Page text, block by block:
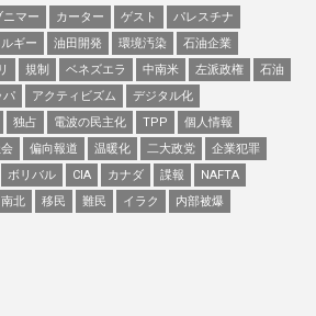
ニマー カーター ゲスト
パレスチナ
ギー 油田開発 環境汚染
石油企業
規制 ベネズエラ 中南米 左派政権
石油
パ アクティビズム
デジタル化
独占 電波の民主化 TPP
個人情報
偏向報道 温暖化 二大政党
企業犯罪
ボリバル CIA カナダ 諜報
NAFTA
南北 移民 難民 イラク 内部被爆